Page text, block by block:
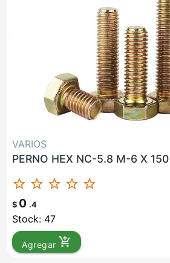
VARIOS
PERNO HEX NC-5.8 M-6 X 150
star_border star_border star_border star_border star_border
$ 0 .4
Stock: 47
Agregar add_shopping_cart